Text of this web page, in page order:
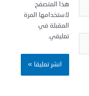
هذا المتصفح
لاستخدامها المرة
المقبلة في
تعليقي.